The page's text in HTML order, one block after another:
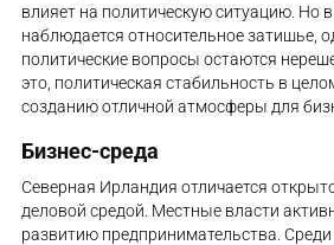
влияет на политическую ситуацию. Но
наблюдается относительное затишье,
политические вопросы остаются
это, политическая стабильность в
созданию отличной атмосферы для
Бизнес-среда
Северная Ирландия отличается
деловой средой. Местные власти
развитию предпринимательства.